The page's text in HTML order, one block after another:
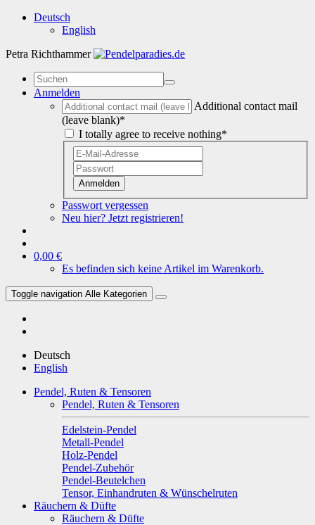
Deutsch
English
Petra Richthammer
Anmelden
Additional contact mail
(leave blank)*
I totally agree to receive nothing*
Anmelden
Passwort vergessen
Neu hier? Jetzt registrieren!
0,00 €
Es befinden sich keine Artikel im Warenkorb.
Toggle navigation Alle Kategorien
Deutsch
English
Pendel, Ruten & Tensoren
Pendel, Ruten & Tensoren
Edelstein-Pendel
Metall-Pendel
Holz-Pendel
Pendel-Zubehör
Pendel-Beutelchen
Tensor, Einhandruten & Wünschelruten
Räuchern & Düfte
Räuchern & Düfte